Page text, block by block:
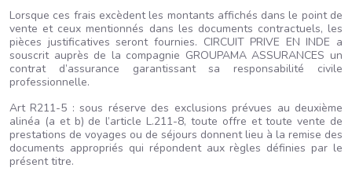
Lorsque ces frais excèdent les montants affichés dans le point de
vente et ceux mentionnés dans les documents contractuels, les
pièces justificatives seront fournies. CIRCUIT PRIVE EN INDE a
souscrit auprès de la compagnie GROUPAMA ASSURANCES un
contrat d’assurance garantissant sa responsabilité civile
professionnelle.
Art R211-5 : sous réserve des exclusions prévues au deuxième
alinéa (a et b) de l’article L.211-8, toute offre et toute vente de
prestations de voyages ou de séjours donnent lieu à la remise des
documents appropriés qui répondent aux règles définies par le
présent titre.